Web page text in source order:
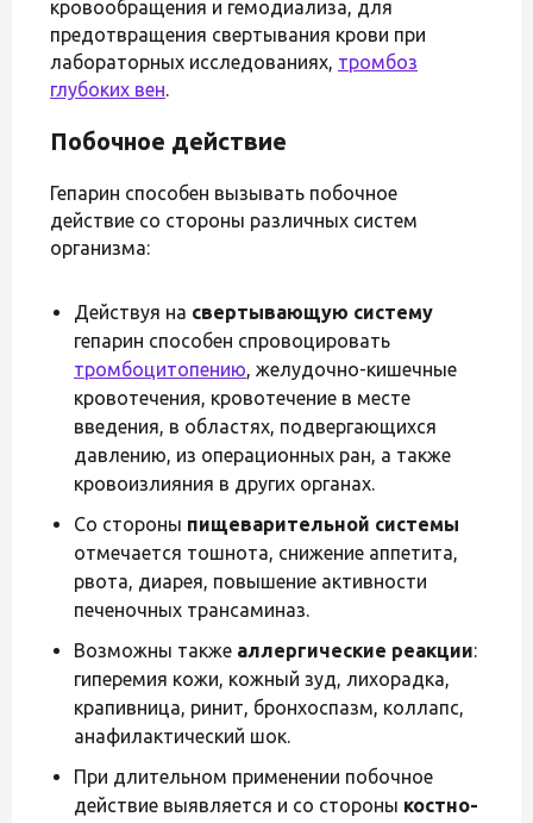
кровообращения и гемодиализа, для
предотвращения свертывания крови при
лабораторных исследованиях, тромбоз
глубоких вен.
Побочное действие
Гепарин способен вызывать побочное
действие со стороны различных систем
организма:
Действуя на свертывающую систему
гепарин способен спровоцировать
тромбоцитопению, желудочно-кишечные
кровотечения, кровотечение в месте
введения, в областях, подвергающихся
давлению, из операционных ран, а также
кровоизлияния в других органах.
Со стороны пищеварительной системы
отмечается тошнота, снижение аппетита,
рвота, диарея, повышение активности
печеночных трансаминаз.
Возможны также аллергические реакции:
гиперемия кожи, кожный зуд, лихорадка,
крапивница, ринит, бронхоспазм, коллапс,
анафилактический шок.
При длительном применении побочное
действие выявляется и со стороны костно-